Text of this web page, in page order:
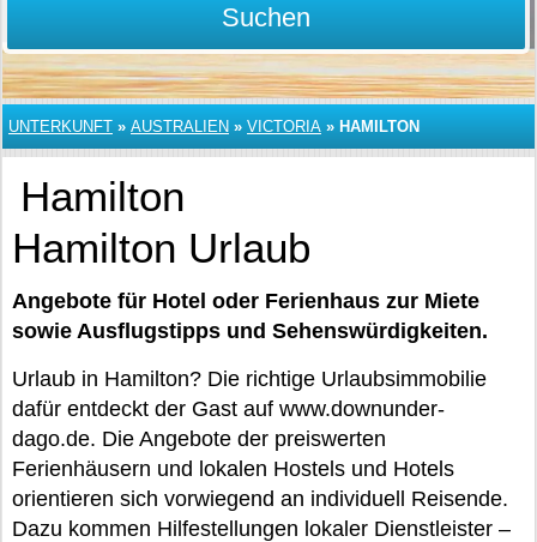
Suchen
UNTERKUNFT » AUSTRALIEN » VICTORIA » HAMILTON
Hamilton
Hamilton Urlaub
Angebote für Hotel oder Ferienhaus zur Miete
sowie Ausflugstipps und Sehenswürdigkeiten.
Urlaub in Hamilton? Die richtige Urlaubsimmobilie
dafür entdeckt der Gast auf www.downunder-
dago.de. Die Angebote der preiswerten
Ferienhäusern und lokalen Hostels und Hotels
orientieren sich vorwiegend an individuell Reisende.
Dazu kommen Hilfestellungen lokaler Dienstleister –